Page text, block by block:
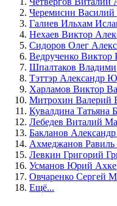
Черемисин Василий
Галиев Ильхам
Нехаев Виктор
Сидоров Олег
Ведрученко Виктор
Шпалтаков
Тэттэр Александр
Харламов Виктор
Митрохин Валерий
Кувалдина Татьяна
Лебедев Виталий
Бакланов
Ахмеджанов
Левкин Григорий
Усманов Юрий
Овчаренко Сергей
Ещё...